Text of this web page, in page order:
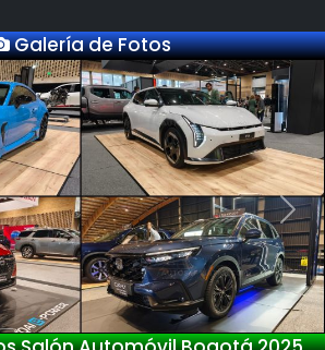
Galería de Fotos
Next